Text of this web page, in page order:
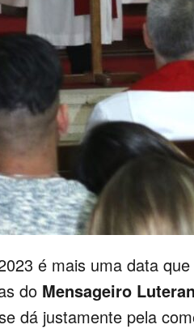
é mais uma data
do Mensageiro
dá justamente pela